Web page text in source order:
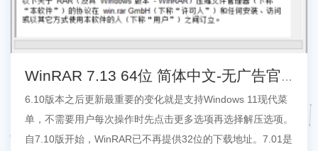
WinRAR 7.13 64位 简体中文-无广告官
方商业版
6.10版本之后更新最重要的变化就是支持Windows 11现代菜
单，不需要用户每次操作时先点击更多选项再选择解压选项。
自7.10版开始，WinRAR已不再提供32位的下载地址。7.01是